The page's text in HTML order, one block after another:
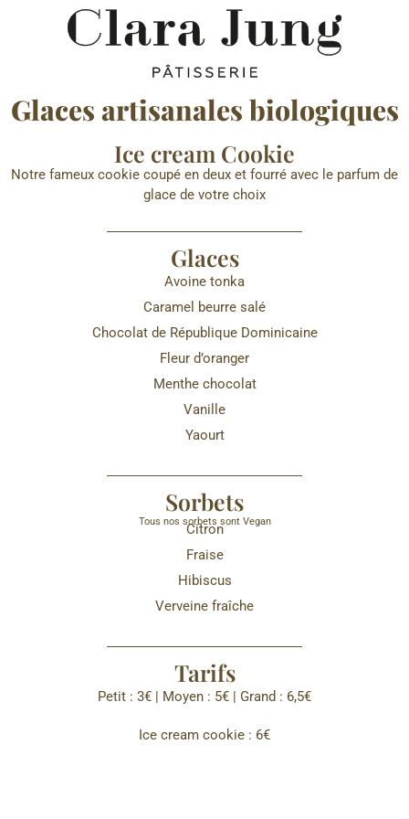
Glaces artisanales biologiques
Ice cream Cookie
Notre fameux cookie coupé en deux et fourré avec le parfum de
glace de votre choix
Glaces
Avoine tonka
Caramel beurre salé
Chocolat de République Dominicaine
Fleur d’oranger
Menthe chocolat
Vanille
Yaourt
Sorbets
Tous nos sorbets sont Vegan
Citron
Fraise
Hibiscus
Verveine fraîche
Tarifs
Petit : 3€ | Moyen : 5€ | Grand : 6,5€
Ice cream cookie : 6€